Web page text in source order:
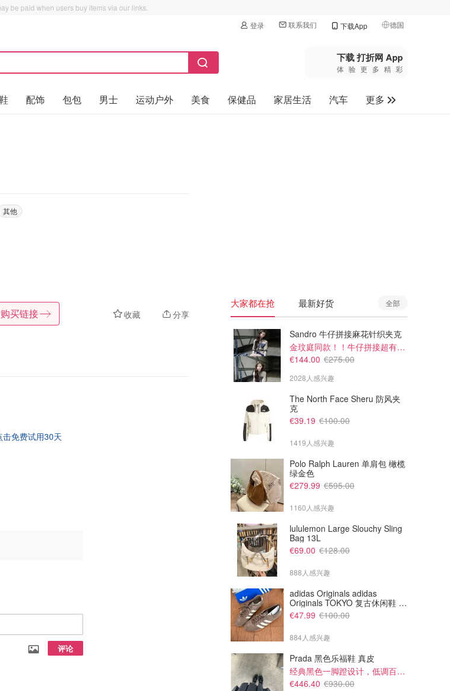
be paid when users buy items via our links.
登录 联系我们 下载App 德国
🇺🇸美国
🇨🇳中国
🇨🇦加拿大
下载 打折网 App
体验更多精彩
配饰 包包 男士 运动户外 美食 保健品 家居生活 汽车
更多
其他
收藏 分享
买链接
击免费试用30天
评论
大家都在抢 最新好货 全部
Sandro 牛仔拼接麻花针织夹克
金玟庭同款！！牛仔拼接超有层次感
€144.00 €275.00
2028人感兴趣
The North Face Sheru 防风夹
克
€39.19 €100.00
1419人感兴趣
Polo Ralph Lauren 单肩包 橄榄
绿金色
€279.99 €595.00
1160人感兴趣
lululemon Large Slouchy Sling
Bag 13L
€69.00 €128.00
888人感兴趣
adidas Originals adidas
Originals TOKYO 复古休闲鞋 深
棕色
€47.99 €100.00
884人感兴趣
Prada 黑色乐福鞋 真皮
经典黑色一脚蹬设计，低调百搭又高级
€446.40 €930.00